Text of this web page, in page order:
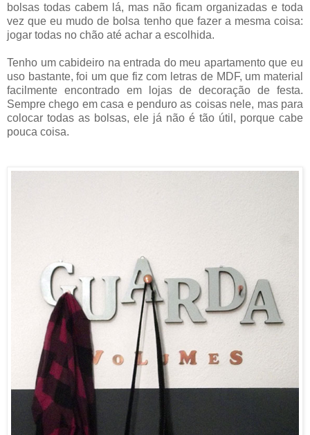
bolsas todas cabem lá, mas não ficam organizadas e toda
vez que eu mudo de bolsa tenho que fazer a mesma coisa:
jogar todas no chão até achar a escolhida.
Tenho um cabideiro na entrada do meu apartamento que eu
uso bastante, foi um que fiz com letras de MDF, um material
facilmente encontrado em lojas de decoração de festa.
Sempre chego em casa e penduro as coisas nele, mas para
colocar todas as bolsas, ele já não é tão útil, porque cabe
pouca coisa.